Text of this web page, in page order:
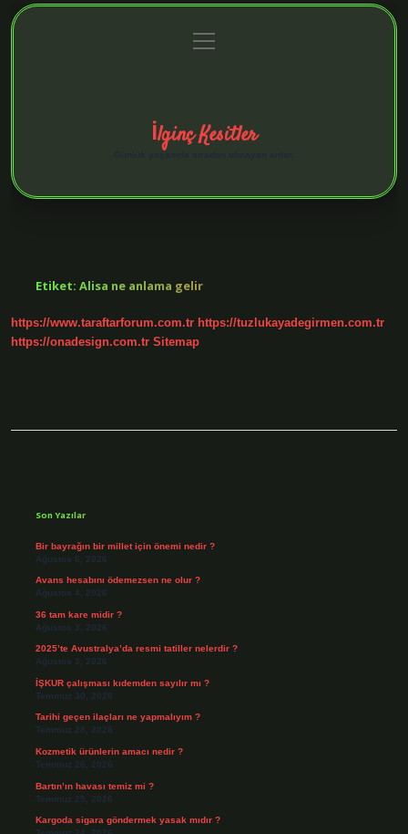
Gizlilik Politikası
menüyü
aç
İlginç Kesitler
Etiket: Alisa ne anlama gelir
https://www.taraftarforum.com.tr https://tuzlukayadegirmen.com.tr
https://onadesign.com.tr Sitemap
Son Yazılar
Bir bayrağın bir millet için önemi nedir ?
Ağustos 6, 2026
Avans hesabını ödemezsen ne olur ?
Ağustos 4, 2026
36 tam kare midir ?
Ağustos 3, 2026
2025’te Avustralya’da resmi tatiller nelerdir ?
Ağustos 3, 2026
İŞKUR çalışması kıdemden sayılır mı ?
Temmuz 30, 2026
Tarihi geçen ilaçları ne yapmalıyım ?
Temmuz 28, 2026
Kozmetik ürünlerin amacı nedir ?
Temmuz 26, 2026
Bartın’ın havası temiz mi ?
Temmuz 25, 2026
Kargoda sigara göndermek yasak mıdır ?